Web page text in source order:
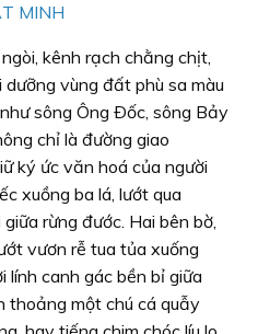
MINH
kênh rạch chằng chịt,
vùng đất phù sa màu
sông Ông Ðốc, sông Bảy
chỉ là đường giao
ký ức văn hoá của người
xuồng ba lá, lướt qua
rừng đước. Hai bên bờ,
vươn rễ tua tủa xuống
lính canh gác bền bỉ giữa
thoảng một chú cá quẫy